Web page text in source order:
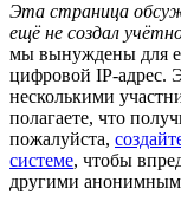
Эта страница
ещё не создал
мы вынуждены для
цифровой IP-адрес.
несколькими
полагаете, что
пожалуйста,
системе, чтобы
другими